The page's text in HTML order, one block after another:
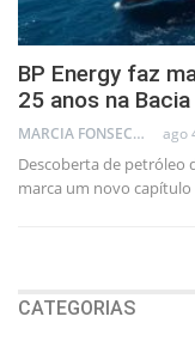
BP Energy faz
25 anos na
MARCIA FONSECA - FINANCIAL CONSULTANT ago
Descoberta de petróleo
marca um novo
CATEGORIAS